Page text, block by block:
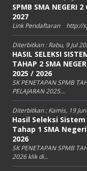
SPMB SMA NEGERI
2027
Link Pendaftaran http://
Diterbitkan :Rabu, 9 Jul
HASIL SELEKSI
TAHAP 2 SMA
2025 / 2026
SK PENETAPAN SPMB
PELAJARAN 2025...
Diterbitkan :Kamis, 19
Hasil Seleksi
Tahap 1 SMA
2026
SK PENETAPAN SPMB
2026 klik di...